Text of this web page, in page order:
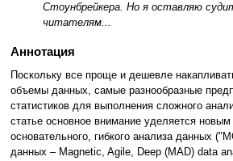
Стоунбрейкера. Но я оставляю
читателям...
Аннотация
Поскольку все проще и дешевле
объемы данных, самые разнообразные
статистиков для выполнения сложного
статье основное внимание уделяется
основательного, гибкого анализа данных
данных – Magnetic, Agile, Deep (MAD) data